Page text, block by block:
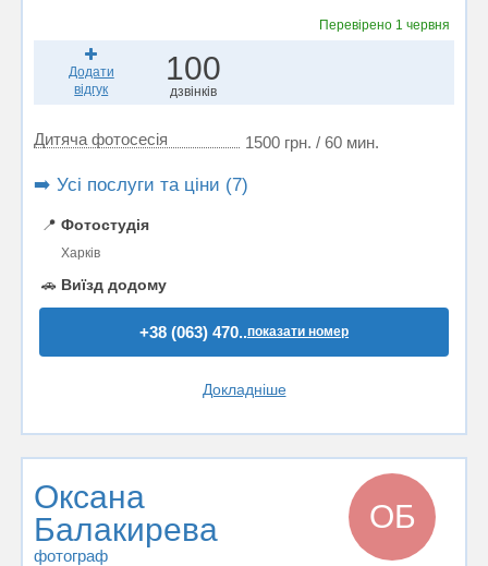
Перевірено 1 червня
Додати
відгук
100
дзвінків
Дитяча фотосесія 1500 грн. / 60 мин.
➡️ Усі послуги та ціни (7)
📍 Фотостудія
Харків
🚗 Виїзд додому
+38 (063) 470..показати номер
Докладніше
Оксана
Балакирева
фотограф
ОБ